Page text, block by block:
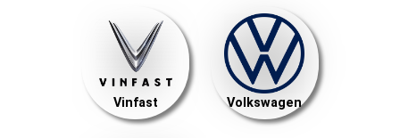
Vinfast Volkswagen